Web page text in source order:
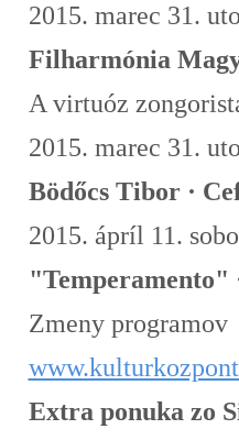
2015. marec 31.
Filharmónia
A virtuóz
2015. marec 31.
Bödőcs Tibor ·
2015. ápríl 11.
"Temperamento"
Zmeny programov
Extra ponuka zo